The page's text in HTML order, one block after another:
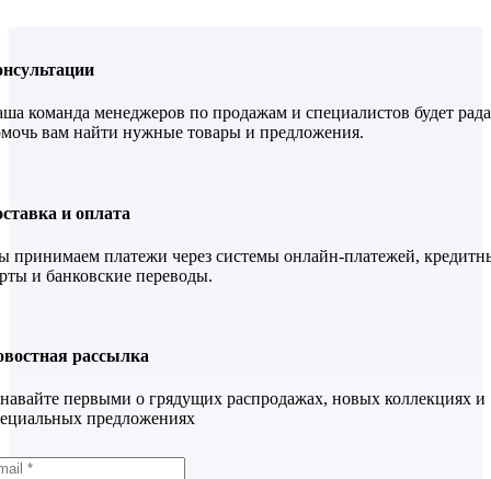
команда менеджеров по продажам и специалистов будет рада
вам найти нужные товары и предложения.
и оплата
принимаем платежи через системы онлайн-платежей,
и банковские переводы.
рассылка
первыми о грядущих распродажах, новых коллекциях и
предложениях